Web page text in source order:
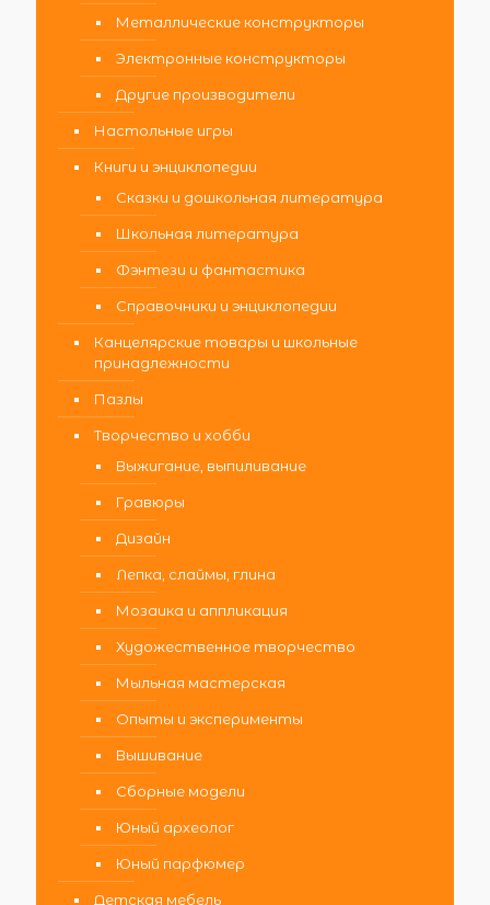
Металлические конструкторы
Электронные конструкторы
Другие производители
Настольные игры
Книги и энциклопедии
Сказки и дошкольная литература
Школьная литература
Фэнтези и фантастика
Справочники и энциклопедии
Канцелярские товары и школьные
принадлежности
Пазлы
Творчество и хобби
Выжигание, выпиливание
Гравюры
Дизайн
Лепка, слаймы, глина
Мозаика и аппликация
Художественное творчество
Мыльная мастерская
Опыты и эксперименты
Вышивание
Сборные модели
Юный археолог
Юный парфюмер
Детская мебель